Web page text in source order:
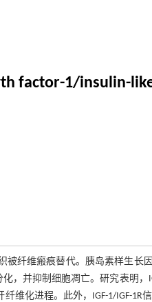
factor-1/insulin-
纤维瘢痕替代。胰岛素样生长
，并抑制细胞凋亡。研究表明，
化进程。此外，IGF-1/IGF-1R